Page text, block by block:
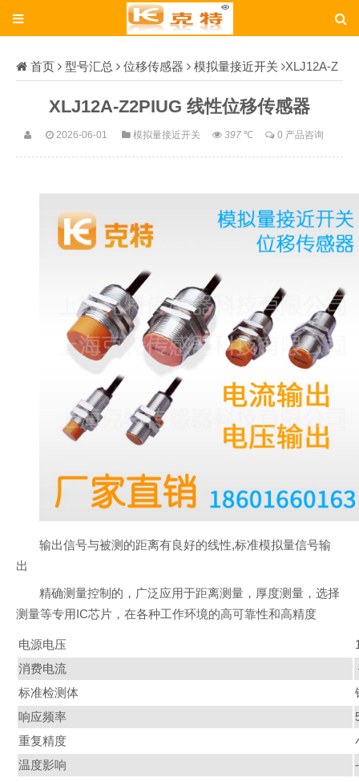
首页 型号汇总 位移传感器 模拟量接近开关 XLJ12A-Z
XLJ12A-Z2PIUG 线性位移传感器
2026-06-01 模拟量接近开关 397℃ 0 产品咨询
输出信号与被测的距离有良好的线性,标准模拟量信号输
出
精确测量控制的，广泛应用于距离测量，厚度测量，选择
测量等专用IC芯片，在各种工作环境的高可靠性和高精度
电源电压
消费电流
标准检测体
响应频率
重复精度
温度影响